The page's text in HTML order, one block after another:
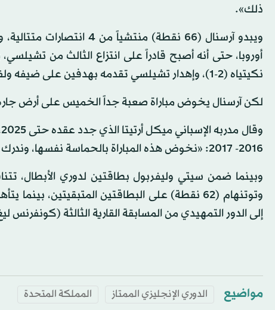
ذلك».
ويبدو آرسنال (66 نقطة)
أوروبا، حتى أنه أصبح قادراً على انتزاع الثالث من
نكيتياه (2-1)، وإهدار تشيلسي تقدمه بهدفين على ضيفه ولفرهامبتون (2-2).
لكن آرسنال يخوض مباراة صعبة جداً الخميس على أرض
2016- 2017: «نخوض هذه المباراة بالحماسة نفسها، وندرك أن هذه اللحظة قد تكون فارقة في وضعنا بالمربع الذهبي».
وبينما ضمن سيتي وليفربول بطاقتين لدوري الأبطال،
وتوتنهام (62 نقطة) على البطاقتين المتبقيتين،
إلى الدور التمهيدي من المسابقة القارية الثالثة (كونفرنس
مواضيع الدوري الإنجليزي الممتاز المملكة المتحدة